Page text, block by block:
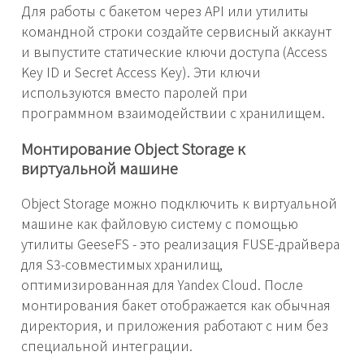
Для работы с бакетом через API или утилиты
командной строки создайте сервисный аккаунт
и выпустите статические ключи доступа (Access
Key ID и Secret Access Key). Эти ключи
используются вместо паролей при
программном взаимодействии с хранилищем.
Монтирование Object Storage к
виртуальной машине
Object Storage можно подключить к виртуальной
машине как файловую систему с помощью
утилиты GeeseFS - это реализация FUSE-драйвера
для S3-совместимых хранилищ,
оптимизированная для Yandex Cloud. После
монтирования бакет отображается как обычная
директория, и приложения работают с ним без
специальной интеграции.